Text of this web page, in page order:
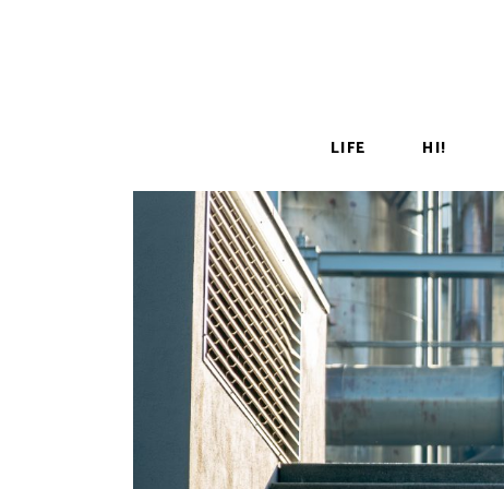
LIFE HI!